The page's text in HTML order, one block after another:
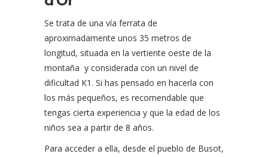
Se trata de una vía ferrata de
aproximadamente unos 35 metros de
longitud, situada en la vertiente oeste de la
montaña y considerada con un nivel de
dificultad K1. Si has pensado en hacerla con
los más pequeños, es recomendable que
tengas cierta experiencia y que la edad de los
niños sea a partir de 8 años.
Para acceder a ella, desde el pueblo de Busot,